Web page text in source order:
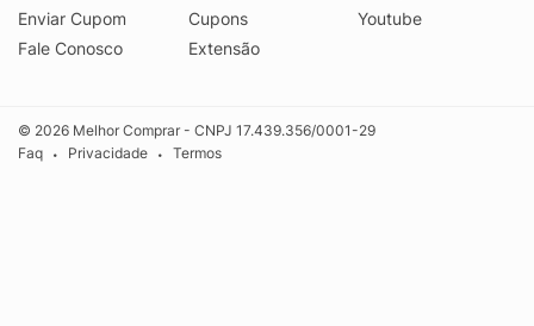
Enviar Cupom
Fale Conosco
Cupons
Extensão
Youtube
© 2026 Melhor Comprar - CNPJ 17.439.356/0001-29
Faq
• Privacidade • Termos